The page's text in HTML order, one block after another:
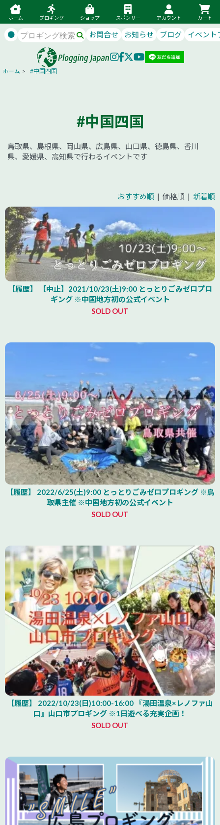
ホーム プロギング ショップ スポンサー アカウント カート
● お問合せ お知らせ ブログ イベント
ホーム > #中国四国
#中国四国
鳥取県、島根県、岡山県、広島県、山口県、徳島県、香川
県、愛媛県、高知県で行わるイベントです
おすすめ順 | 価格順 | 新着順
【履歴】 【中止】2021/10/23(土)9:00 とっとりごみゼロプロ
ギング ※中国地方初の公式イベント
SOLD OUT
【履歴】 2022/6/25(土)9:00 とっとりごみゼロプロギング ※鳥
取県主催 ※中国地方初の公式イベント
SOLD OUT
【履歴】 2022/10/23(日)10:00-16:00 『湯田温泉×レノファ山
口』山口市プロギング ※1日遊べる充実企画！
SOLD OUT